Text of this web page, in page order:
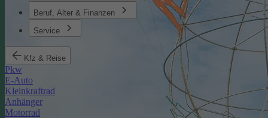
Beruf, Alter & Finanzen
Service
Kfz & Reise
Pkw
E-Auto
Kleinkraftrad
Anhänger
Motorrad